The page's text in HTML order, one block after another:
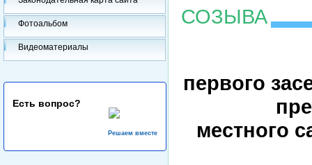
Фотоальбом
Видеоматериалы
Есть вопрос?
Решаем вместе
СОЗЫВА
первого
местного